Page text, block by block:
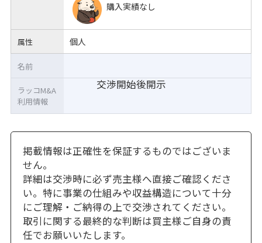
購入実績なし
属性 個人
交渉開始後開示
名前
ラッコM&A
利用情報
掲載情報は正確性を保証するものではございま
せん。
詳細は交渉時に必ず売主様へ直接ご確認くださ
い。特に事業の仕組みや収益構造について十分
にご理解・ご納得の上で交渉されてください。
取引に関する最終的な判断は買主様ご自身の責
任でお願いいたします。